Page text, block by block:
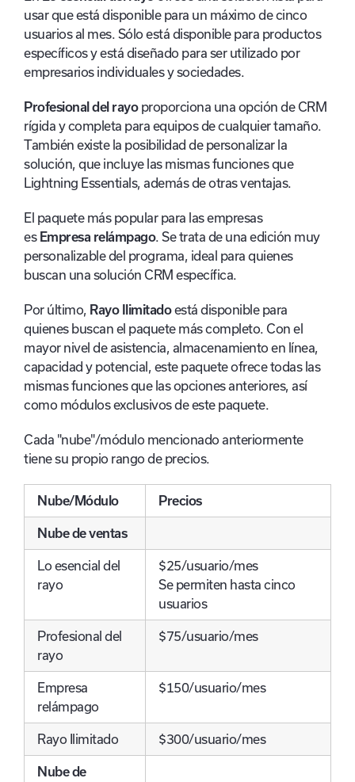
usar que está disponible para un máximo de cinco
usuarios al mes. Sólo está disponible para productos
específicos y está diseñado para ser utilizado por
empresarios individuales y sociedades.
Profesional del rayo proporciona una opción de CRM
rígida y completa para equipos de cualquier tamaño.
También existe la posibilidad de personalizar la
solución, que incluye las mismas funciones que
Lightning Essentials, además de otras ventajas.
El paquete más popular para las empresas
es Empresa relámpago. Se trata de una edición muy
personalizable del programa, ideal para quienes
buscan una solución CRM específica.
Por último, Rayo Ilimitadoestá disponible para
quienes buscan el paquete más completo. Con el
mayor nivel de asistencia, almacenamiento en línea,
capacidad y potencial, este paquete ofrece todas las
mismas funciones que las opciones anteriores, así
como módulos exclusivos de este paquete.
Cada "nube"/módulo mencionado anteriormente
tiene su propio rango de precios.
Nube/Módulo Precios
Nube de ventas
Lo esencial del
rayo
$25/usuario/mes
Se permiten hasta cinco
usuarios
Profesional del
rayo
$75/usuario/mes
Empresa
relámpago
$150/usuario/mes
Rayo Ilimitado $300/usuario/mes
Nube de